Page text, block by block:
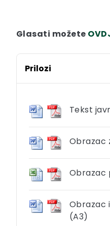
Glasati možete
Prilozi
Tekst
Obrazac
Obrazac
Obrazac
(A3)